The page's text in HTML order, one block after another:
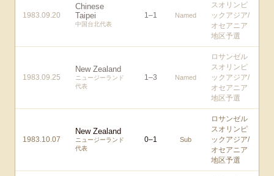
1983.09.20
Chinese
Taipei
中国台北代表
1–1 Named
スオリンピ
ックアジア/
オセアニア
地区予選
1983.09.25
New Zealand
ニュージーランド
代表
1–3 Named
ロサンゼル
スオリンピ
ックアジア/
オセアニア
地区予選
1983.10.07
New Zealand
ニュージーランド
代表
0–1 Sub
ロサンゼル
スオリンピ
ックアジア/
オセアニア
地区予選